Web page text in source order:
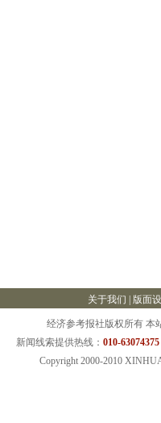
关于我们 版面
经济参考报社版权所有 本
新闻线索提供热线： 010-
Copyright 2000-2010